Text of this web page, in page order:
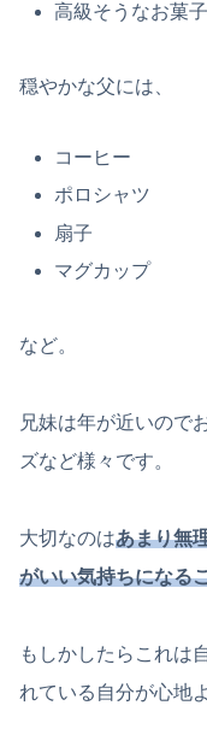
高級そうなお菓子
穏やかな父には、
コーヒー
ポロシャツ
扇子
マグカップ
など。
兄妹は年が近いので
ズなど様々です。
大切なのはあまり無
がいい気持ちになる
もしかしたらこれは
れている自分が心地